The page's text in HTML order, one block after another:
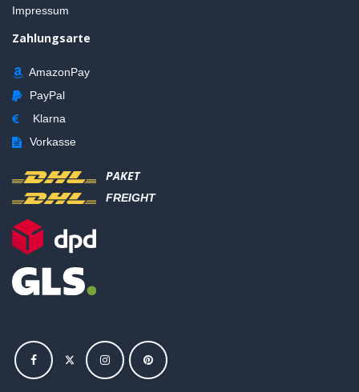
Impressum
Zahlungsarte
AmazonPay
PayPal
Klarna
Vorkasse
PAKET
FREIGHT